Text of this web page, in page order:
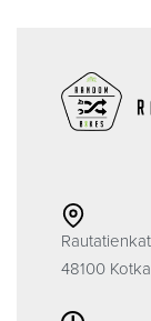
48100 Kotka